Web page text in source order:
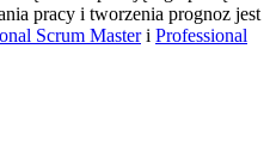
pracy i tworzenia prognoz jest
Scrum Masteri Professional